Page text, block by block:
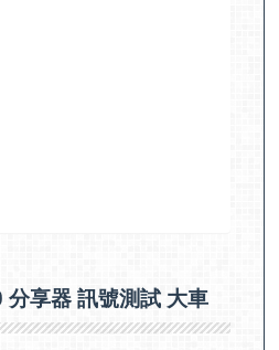
享器 訊號測試 大車